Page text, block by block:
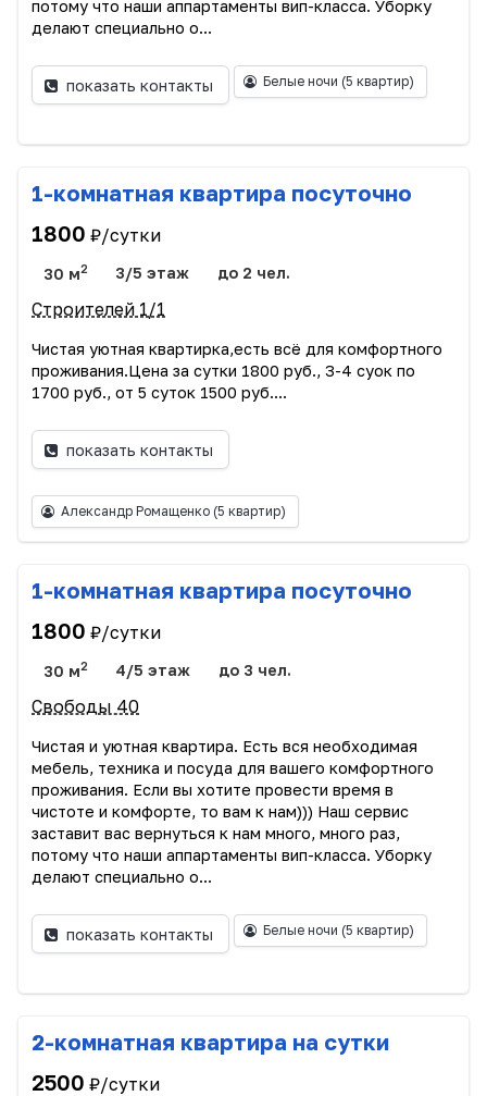
потому что наши аппартаменты вип-класса. Уборку
делают специально о...
показать контакты Белые ночи (5 квартир)
1-комнатная квартира посуточно
1800 ₽/сутки
30 м2 3/5 этаж до 2 чел.
Строителей 1/1
Чистая уютная квартирка,есть всё для комфортного
проживания.Цена за сутки 1800 руб., 3-4 суок по
1700 руб., от 5 суток 1500 руб....
показать контакты
Александр Ромащенко (5 квартир)
1-комнатная квартира посуточно
1800 ₽/сутки
30 м2 4/5 этаж до 3 чел.
Свободы 40
Чистая и уютная квартира. Есть вся необходимая
мебель, техника и посуда для вашего комфортного
проживания. Если вы хотите провести время в
чистоте и комфорте, то вам к нам))) Наш сервис
заставит вас вернуться к нам много, много раз,
потому что наши аппартаменты вип-класса. Уборку
делают специально о...
показать контакты Белые ночи (5 квартир)
2-комнатная квартира на сутки
2500 ₽/сутки